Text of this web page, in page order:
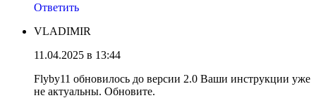
Ответить
VLADIMIR
11.04.2025 в 13:44
Flyby11 обновилось до версии 2.0 Ваши инструкции уже
не актуальны. Обновите.